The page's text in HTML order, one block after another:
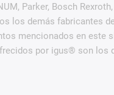
Parker, Bosch Rexroth,
los demás fabricantes
mencionados en este
por igus® son los